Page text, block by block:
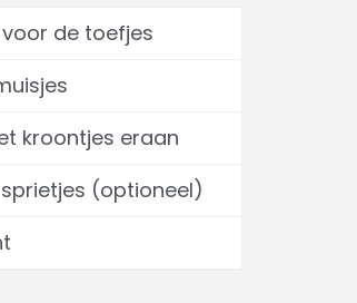
de toefjes
kroontjes eraan
(optioneel)